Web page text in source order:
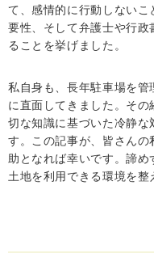
て、感情的に行動しない
要性、そして弁護士や行
ることを挙げました。
私自身も、長年駐車場を
に直面してきました。そ
切な知識に基づいた冷静
す。この記事が、皆さん
助となれば幸いです。諦
土地を利用できる環境を整